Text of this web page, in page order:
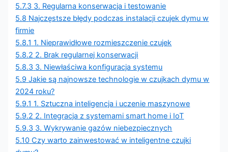
5.7.3 3. Regularna konserwacja i testowanie
5.8 Najczęstsze błędy podczas instalacji czujek dymu w
firmie
5.8.1 1. Nieprawidłowe rozmieszczenie czujek
5.8.2 2. Brak regularnej konserwacji
5.8.3 3. Niewłaściwa konfiguracja systemu
5.9 Jakie są najnowsze technologie w czujkach dymu w
2024 roku?
5.9.1 1. Sztuczna inteligencja i uczenie maszynowe
5.9.2 2. Integracja z systemami smart home i IoT
5.9.3 3. Wykrywanie gazów niebezpiecznych
5.10 Czy warto zainwestować w inteligentne czujki